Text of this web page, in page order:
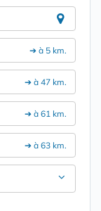
➔ à 5 km.
➔ à 47 km.
➔ à 61 km.
➔ à 63 km.